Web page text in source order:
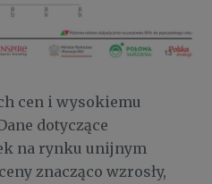
cen i wysokiemu
dotyczące
na rynku unijnym
znacząco wzrosły,